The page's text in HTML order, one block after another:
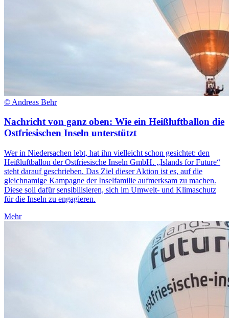
© Andreas Behr
Nachricht von ganz oben: Wie ein Heißluftballon die
Ostfriesischen Inseln unterstützt
Wer in Niedersachen lebt, hat ihn vielleicht schon gesichtet: den
Heißluftballon der Ostfriesische Inseln GmbH. „Islands for Future“
steht darauf geschrieben. Das Ziel dieser Aktion ist es, auf die
gleichnamige Kampagne der Inselfamilie aufmerksam zu machen.
Diese soll dafür sensibilisieren, sich im Umwelt- und Klimaschutz
für die Inseln zu engagieren.
Mehr